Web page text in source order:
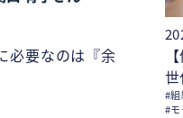
必要なのは『余
#
#